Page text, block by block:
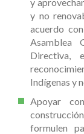
y no
acuerdo
Asamblea
Directiva,
Indígenas y
Apoyar
formulen